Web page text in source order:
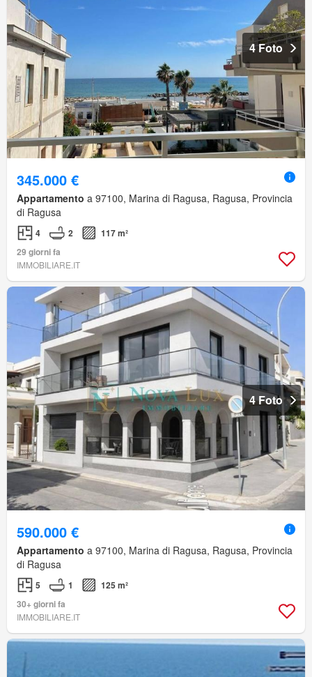
4 Foto
345.000 €
Appartamento a 97100, Marina di Ragusa, Ragusa, Provincia
di Ragusa
4 2
117 m²
29 giorni fa
IMMOBILIARE.IT
4 Foto
590.000 €
Appartamento a 97100, Marina di Ragusa, Ragusa, Provincia
di Ragusa
5 1
125 m²
30+ giorni fa
IMMOBILIARE.IT